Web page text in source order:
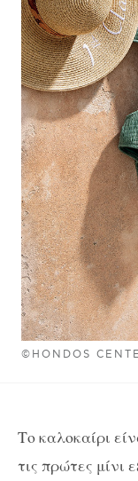
©HONDOS
Το καλοκαίρι
τις πρώτες μίνι